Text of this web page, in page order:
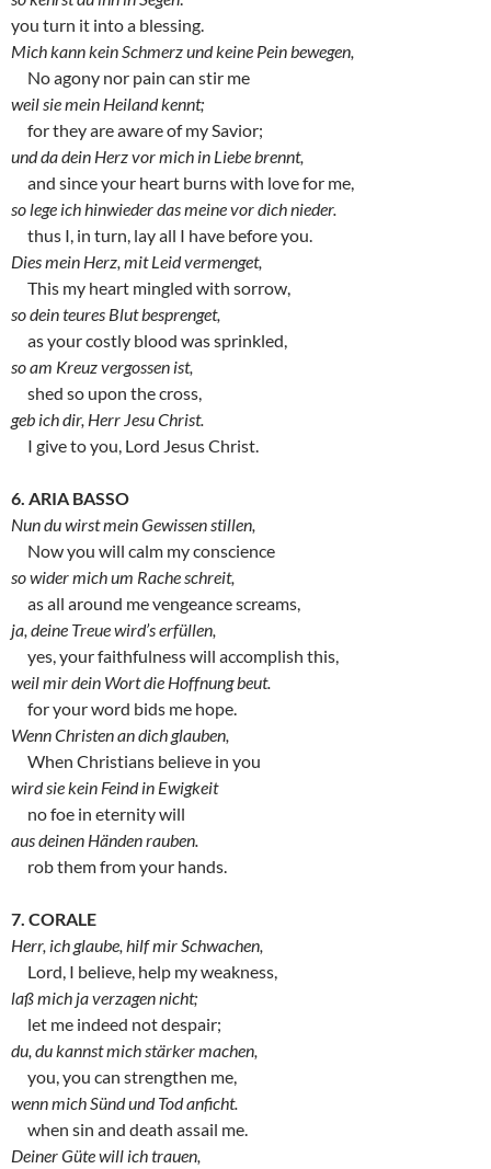
you turn it into a blessing.
Mich kann kein Schmerz und keine Pein bewegen,
No agony nor pain can stir me
weil sie mein Heiland kennt;
for they are aware of my Savior;
und da dein Herz vor mich in Liebe brennt,
and since your heart burns with love for me,
so lege ich hinwieder das meine vor dich nieder.
thus I, in turn, lay all I have before you.
Dies mein Herz, mit Leid vermenget,
This my heart mingled with sorrow,
so dein teures Blut besprenget,
as your costly blood was sprinkled,
so am Kreuz vergossen ist,
shed so upon the cross,
geb ich dir, Herr Jesu Christ.
I give to you, Lord Jesus Christ.
6. ARIA BASSO
Nun du wirst mein Gewissen stillen,
Now you will calm my conscience
so wider mich um Rache schreit,
as all around me vengeance screams,
ja, deine Treue wird’s erfüllen,
yes, your faithfulness will accomplish this,
weil mir dein Wort die Hoffnung beut.
for your word bids me hope.
Wenn Christen an dich glauben,
When Christians believe in you
wird sie kein Feind in Ewigkeit
no foe in eternity will
aus deinen Händen rauben.
rob them from your hands.
7. CORALE
Herr, ich glaube, hilf mir Schwachen,
Lord, I believe, help my weakness,
laß mich ja verzagen nicht;
let me indeed not despair;
du, du kannst mich stärker machen,
you, you can strengthen me,
wenn mich Sünd und Tod anficht.
when sin and death assail me.
Deiner Güte will ich trauen,